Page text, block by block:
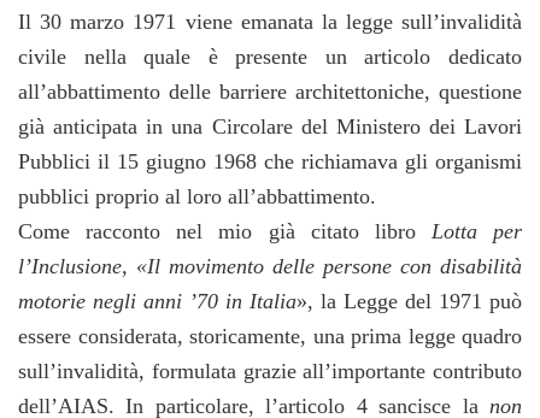
Il 30 marzo 1971 viene emanata la legge sull’invalidità
civile nella quale è presente un articolo dedicato
all’abbattimento delle barriere architettoniche, questione
già anticipata in una Circolare del Ministero dei Lavori
Pubblici il 15 giugno 1968 che richiamava gli organismi
pubblici proprio al loro all’abbattimento.
Come racconto nel mio già citato libro Lotta per
l’Inclusione, «Il movimento delle persone con disabilità
motorie negli anni ’70 in Italia», la Legge del 1971 può
essere considerata, storicamente, una prima legge quadro
sull’invalidità, formulata grazie all’importante contributo
dell’AIAS. In particolare, l’articolo 4 sancisce la non